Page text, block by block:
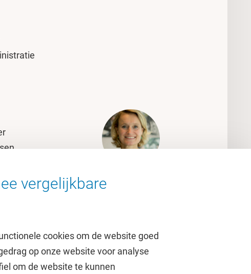
vergelijkbare
cookies om de website goed
op onze website voor analyse
om de website te kunnen